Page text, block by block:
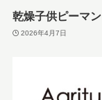
乾燥子供ピーマン
2026年4月7日